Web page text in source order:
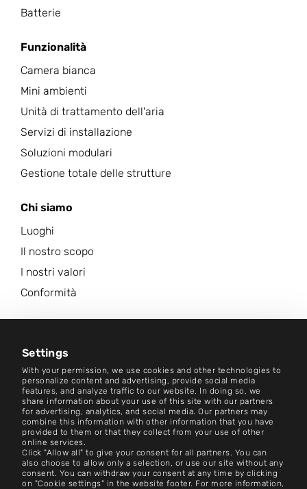
Settings
With your permission, we use cookies and other technologies to
personalize content and advertising, provide social media
features, and analyze traffic to our website. In doing so, we
share information about your use of this site with our partners
for advertising, analytics, and social media. Our partners may
combine this information with other information that you have
provided to them or that they collect from your use of other
online services.
Click "Allow all" to give your consent for all partners. You can
also choose to allow only a selection, or use our site without any
consent. You can withdraw your consent at any time by clicking
on "Cookie settings" in the website footer. For more information,
Batterie
Funzionalità
Camera bianca
Mini ambienti
Unità di trattamento dell'aria
Servizi di installazione
Soluzioni modulari
Gestione totale delle strutture
Chi siamo
Luoghi
Il nostro scopo
I nostri valori
Conformità
Centro Notizie
Contatto
Carriera
Termini e condizioni
Impronta